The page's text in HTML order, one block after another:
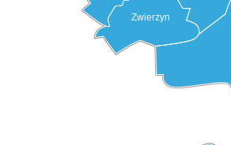
Zwierzyn